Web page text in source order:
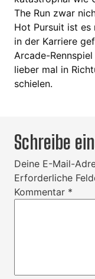
The Run zwar
Hot Pursuit ist
in der Karriere
Arcade-
lieber mal in
schielen.
Schreibe
Deine E-Mail-
Erforderliche
Kommentar *